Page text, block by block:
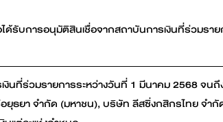
ด้รับการอนุมัติสินเชื่อจากสถาบันการเงินที่ร่วมราย
นที่ร่วมรายการระหว่างวันที่ 1 มีนาคม 2568 จน
ยุธยา จำกัด (มหาชน), บริษัท ลีสซิ่งกสิกรไทย จำกั